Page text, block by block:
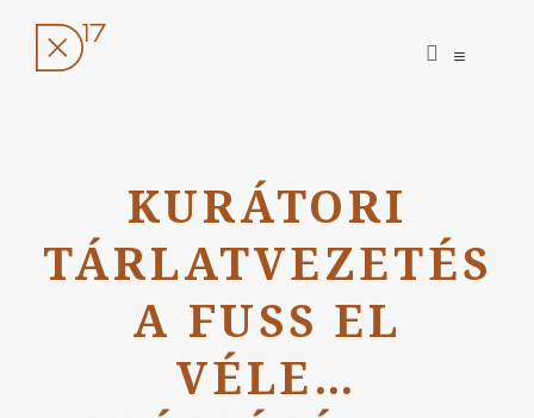
open
open
KURÁTORI
TÁRLATVEZETÉS
A FUSS EL
VÉLE…